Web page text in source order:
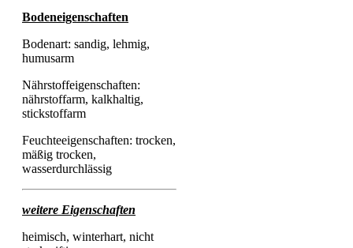
Bodeneigenschaften
Bodenart: sandig, lehmig,
humusarm
Nährstoffeigenschaften:
nährstoffarm, kalkhaltig,
stickstoffarm
Feuchteeigenschaften: trocken,
mäßig trocken,
wasserdurchlässig
weitere Eigenschaften
heimisch, winterhart, nicht